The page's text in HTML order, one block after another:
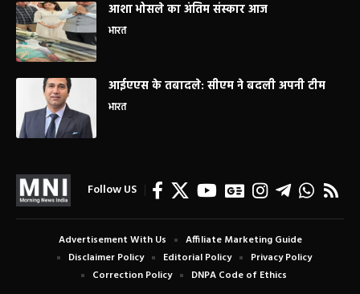
आशा भोसले का अंतिम संस्कार आज
भारत
आईएएस के तबादले: सीएम ने बदली अपनी टीम
भारत
Follow US
Advertisement With Us
Affiliate Marketing Guide
Disclaimer Policy
Editorial Policy
Privacy Policy
Correction Policy
DNPA Code of Ethics